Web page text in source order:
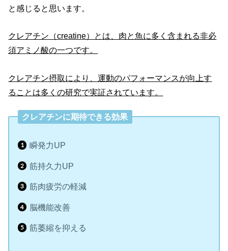
と感じると思います。
クレアチン（creatine）とは、肉と魚に多く含まれる非必
須アミノ酸の一つです。
クレアチン摂取により、運動のパフォーマンスが向上す
ることは多くの研究で実証されています。
クレアチンに期待できる効果
瞬発力UP
筋持久力UP
筋肉疲労の軽減
脳機能改善
筋萎縮を抑える